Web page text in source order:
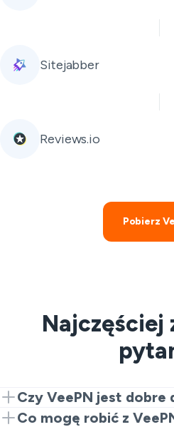
Sitejabber
Reviews.io
Pobierz
Najczęściej
Czy VeePN jest dobre
Tak. VeePN sprawdza się w
Co mogę robić z